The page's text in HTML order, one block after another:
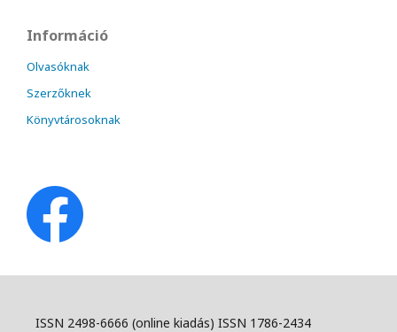
Információ
Olvasóknak
Szerzőknek
Könyvtárosoknak
ISSN 2498-6666 (online kiadás) ISSN 1786-2434